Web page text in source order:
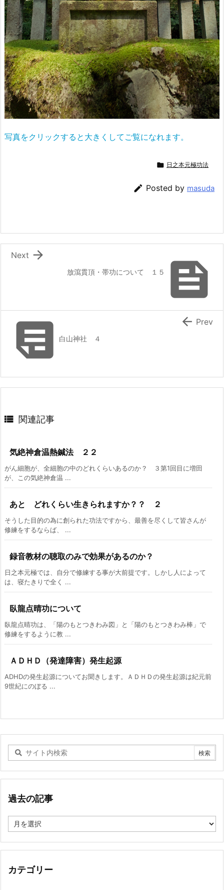
写真をクリックすると大きくしてご覧になれます。
 日之本元極功法
 Posted by masuda

放瀉貫頂・帯功について １５

Next
白山神社 ４
 Prev
 関連記事
気絶神倉温熱鍼法 ２２
がん細胞が、全細胞の中のどれくらいあるのか？ ３第1回目に増田
が、この気絶神倉温 ...
あと どれくらい生きられますか？？ ２
そうした目的の為に創られた功法ですから、最善を尽くして皆さんが
修練をするならば、 ...
録音教材の聴取のみで効果があるのか？
日之本元極では、自分で修練する事が大前提です。しかし人によって
は、寝たきりで全く ...
臥龍点晴功について
臥龍点晴功は、「陽のもとつきわみ図」と「陽のもとつきわみ棒」で
修練をするように教 ...
ＡＤＨＤ（発達障害）発生起源
ADHDの発生起源についてお聞きします。ＡＤＨＤの発生起源は紀元前
9世紀にのぼる ...
過去の記事
去
記
カテゴリー